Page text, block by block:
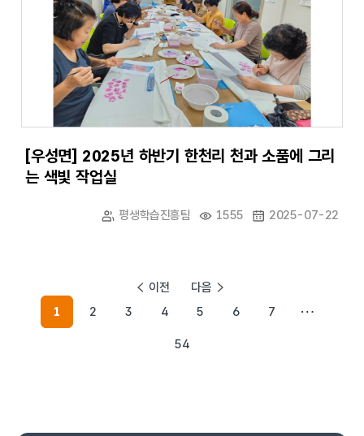
[우성면] 2025년 하반기 한천리 천과 소품에 그리
는 색빛 작업실
평생학습진흥팀 1555 2025-07-22
이전
1
2 3 4 5 6 7
54
다음